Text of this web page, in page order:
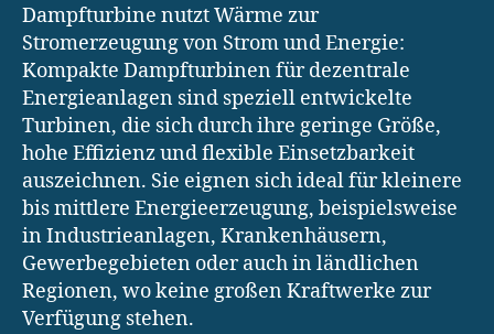
Dampfturbine nutzt Wärme zur
Stromerzeugung von Strom und Energie:
Kompakte Dampfturbinen für dezentrale
Energieanlagen sind speziell entwickelte
Turbinen, die sich durch ihre geringe Größe,
hohe Effizienz und flexible Einsetzbarkeit
auszeichnen. Sie eignen sich ideal für kleinere
bis mittlere Energieerzeugung, beispielsweise
in Industrieanlagen, Krankenhäusern,
Gewerbegebieten oder auch in ländlichen
Regionen, wo keine großen Kraftwerke zur
Verfügung stehen.